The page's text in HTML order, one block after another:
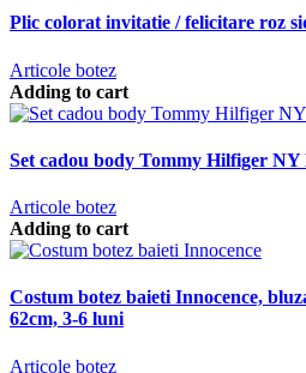
Plic colorat invitatie / felicitare roz
Articole botez
Adding to cart
Set cadou body Tommy Hilfiger
Articole botez
Adding to cart
Costum botez baieti Innocence,
62cm, 3-6 luni
Articole botez